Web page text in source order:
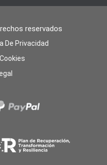
reservados
De Privacidad